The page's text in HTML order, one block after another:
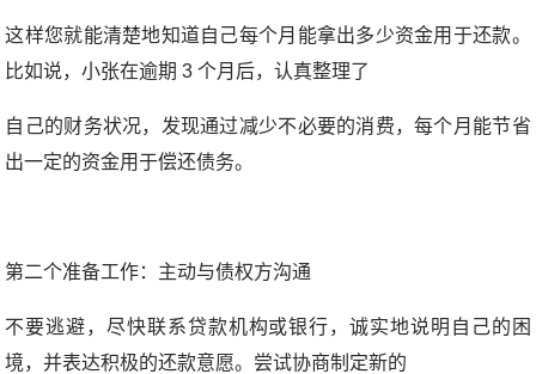
这样您就能清楚地知道自己每个月能拿出多少资金用于还款。
比如说，小张在逾期 3 个月后，认真整理了
自己的财务状况，发现通过减少不必要的消费，每个月能节省
出一定的资金用于偿还债务。
第二个准备工作：主动与债权方沟通
不要逃避，尽快联系贷款机构或银行，诚实地说明自己的困
境，并表达积极的还款意愿。尝试协商制定新的